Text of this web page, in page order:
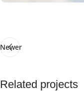
Newer
Related projects